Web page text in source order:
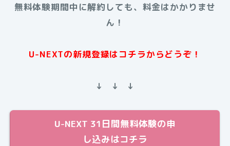
無料体験期間中に解約しても、料金はかかりませ
ん！
U-NEXTの新規登録はコチラからどうぞ！
↓ ↓ ↓
U-NEXT 31日間無料体験の申
し込みはコチラ